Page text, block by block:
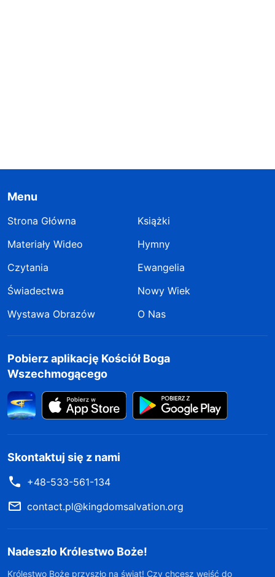
Menu
Strona Główna
Książki
Materiały Wideo
Hymny
Czytania
Ewangelia
Świadectwa
Nowy Wiek
Wystawa Obrazów
O Nas
Pobierz aplikację Kościół Boga
Wszechmogącego
Skontaktuj się z nami
+48-533-561-134
contact.pl@kingdomsalvation.org
Nadeszło Królestwo Boże!
Królestwo Boże przyszło na świat! Czy chcesz wejść do